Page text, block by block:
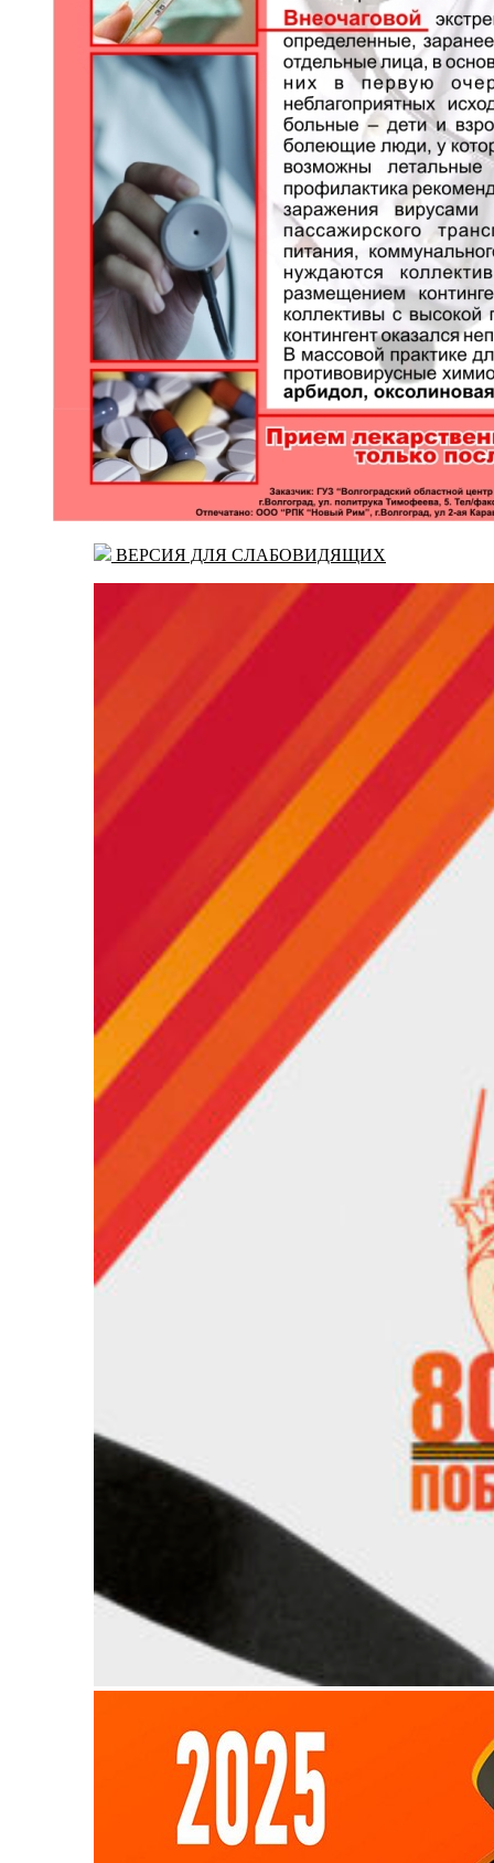
ВЕРСИЯ ДЛЯ СЛАБОВИДЯЩИХ